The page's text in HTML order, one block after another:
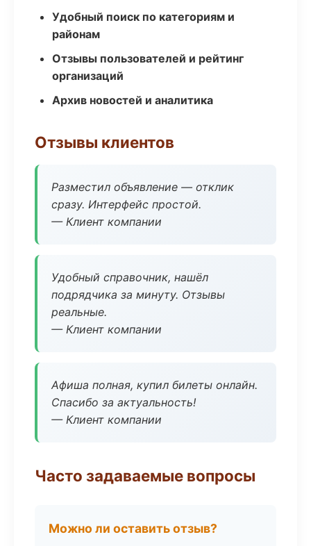
Удобный поиск по категориям и
районам
Отзывы пользователей и рейтинг
организаций
Архив новостей и аналитика
Отзывы клиентов
Разместил объявление — отклик
сразу. Интерфейс простой.
— Клиент компании
Удобный справочник, нашёл
подрядчика за минуту. Отзывы
реальные.
— Клиент компании
Афиша полная, купил билеты онлайн.
Спасибо за актуальность!
— Клиент компании
Часто задаваемые вопросы
Можно ли оставить отзыв?